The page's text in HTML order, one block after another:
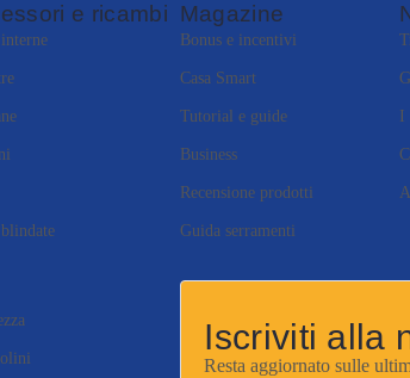
e ricambi Magazine
Bonus e incentivi
Casa Smart
Tutorial e guide
Business
Recensione prodotti
Guida serramenti
I
Iscriviti alla
Resta aggiornato sulle